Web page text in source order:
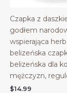
Czapka z
godłem
wspierająca
belizeńska
belizeńska dla
mężczyzn,
$14.99